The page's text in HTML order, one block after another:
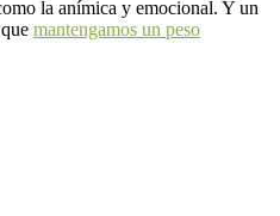
la anímica y emocional. Y un
mantengamos un peso